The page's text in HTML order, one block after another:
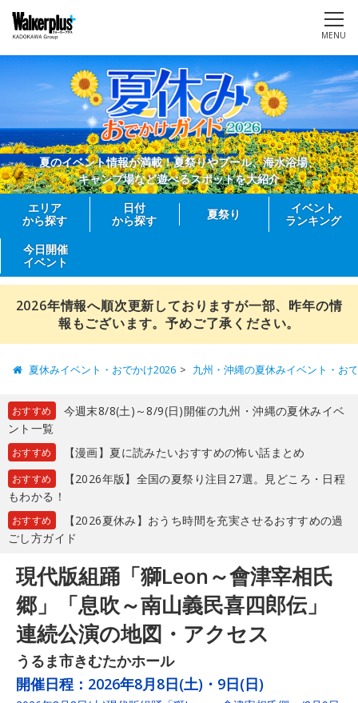
MENU
夏のイベント情報が満載！夏祭りやプール、海水浴場、
キャンプ場など遊べるスポットを大紹介
エリア
から探す
日付
から探す
夏祭り
イベント
ランキング
今日開催
イベント
2026年情報へ順次更新しておりますが一部、昨年の情
報もございます。予めご了承ください。
夏休みイベント・おでかけ2026 九州・沖縄の夏休みイベント・お
おすすめ
今週末8/8(土)～8/9(日)開催の九州・沖縄の夏休みイベ
ント一覧
おすすめ 【漫画】夏に読みたいおすすめの怖い話まとめ
おすすめ
【2026年版】全国の夏祭り注目27選。見どころ・日程
もわかる！
おすすめ
【2026夏休み】おうち時間を充実させるおすすめの過
ごし方ガイド
現代版組踊「獅Leon～會津宰相氏
郷」「息吹～南山義民喜四郎伝」
連続公演の地図・アクセス
うるま市きむたかホール
開催日程： 2026年8月8日(土)・9日(日)